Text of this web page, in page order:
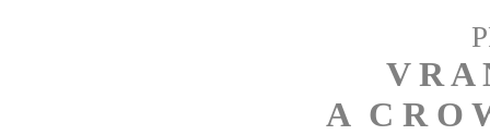
V R A
A C R O